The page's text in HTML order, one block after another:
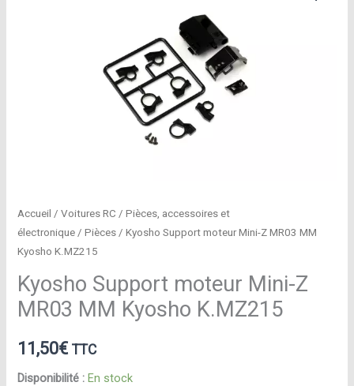
Accueil /Voitures RC /Pièces, accessoires et
électronique /Pièces / Kyosho Support moteur Mini-Z MR03 MM
Kyosho K.MZ215
Kyosho Support moteur Mini-Z
MR03 MM Kyosho K.MZ215
11,50€ TTC
Disponibilité : En stock